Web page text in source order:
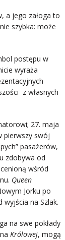
a jego załoga to
szybka: może
postępu w
wyraża
z własnych
27. maja
pierwszy swój
pasażerów,
zdobywa od
wśród
Queen
Jorku po
na Szlak.
na swe pokłady
Królowej, mogą